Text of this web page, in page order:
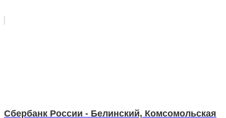
Сбербанк России - Белинский, Комсомольская